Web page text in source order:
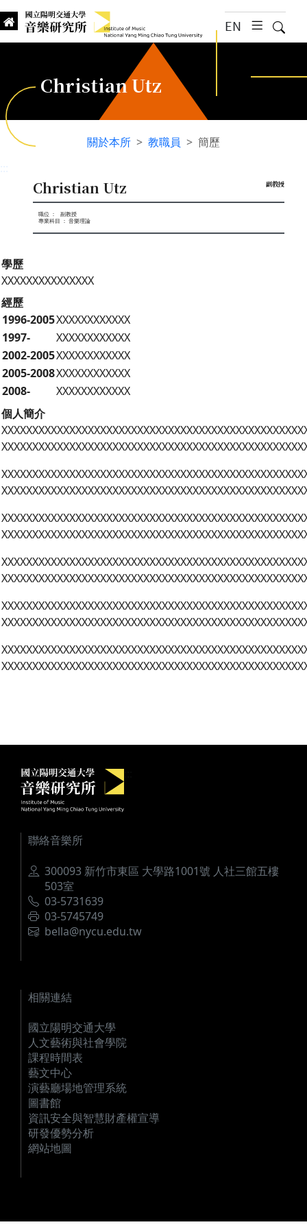
國立陽明交通大學 音樂研究所 Institute of Music, National
EN
漢堡選
Christian Utz
關於本所 教職員
簡歷
Christian Utz 副教授
職位 ： 副教授
專業科目 ： 音樂理論
學歷
XXXXXXXXXXXXXXX
經歷
1996-2005XXXXXXXXXXXX
1997-
XXXXXXXXXXXX
2002-2005XXXXXXXXXXXX
2005-2008XXXXXXXXXXXX
2008-
XXXXXXXXXXXX
個人簡介
國立陽明交通大學音樂研究所
聯絡音樂所
地址
300093 新竹市東區 大學路1001號 人社三館五樓
503室
電話
03-5731639
傳真
03-5745749
電郵
bella@nycu.edu.tw
相關連結
國立陽明交通大學
人文藝術與社會學院
課程時間表
藝文中心
演藝廳場地管理系統
圖書館
資訊安全與智慧財產權宣導
研發優勢分析
網站地圖